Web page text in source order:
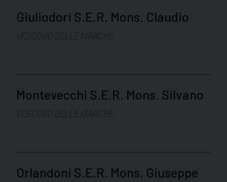
Giuliodori S.E.R. Mons. Claudio
Montevecchi S.E.R. Mons. Silvano
Orlandoni S.E.R. Mons. Giuseppe